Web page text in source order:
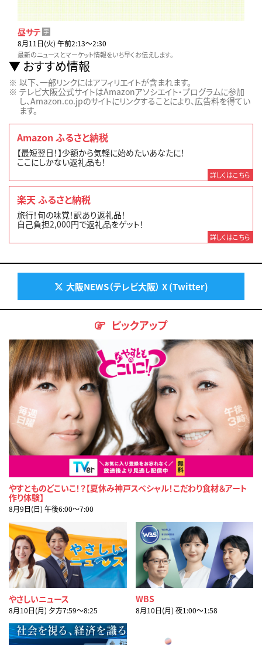
昼サテ 字
8月11日(火) 午前2:13〜2:30
最新のニュースとマーケット情報をいち早くお伝えします。
おすすめ情報
以下、一部リンクにはアフィリエイトが含まれます。
テレビ大阪公式サイトはAmazonアソシエイト・プログラムに参加
し、Amazon.co.jpのサイトにリンクすることにより、広告料を得てい
ます。
Amazon ふるさと納税
【最短翌日！】少額から気軽に始めたいあなたに！
ここにしかない返礼品も！
詳しくはこちら
楽天 ふるさと納税
旅行！旬の味覚！訳あり返礼品！
自己負担2,000円で返礼品をゲット！
詳しくはこちら
大阪NEWS（テレビ大阪） X (Twitter)
ピックアップ
やすとものどこいこ！？【夏休み神戸スペシャル！こだわり食材＆アート
作り体験】
8月9日(日) 午後6:00〜7:00
やさしいニュース
8月10日(月) 夕方7:59〜8:25
WBS
8月10日(月) 夜1:00〜1:58